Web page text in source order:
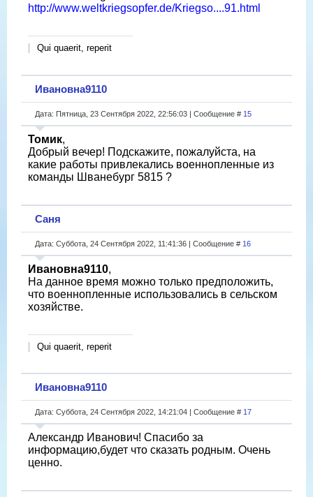
http://www.weltkriegsopfer.de/Kriegso....91.html
Qui quaerit, reperit
Ивановна9110
Дата: Пятница, 23 Сентября 2022, 22:56:03 | Сообщение # 15
Томик,
Добрый вечер! Подскажите, пожалуйста, на
какие работы привлекались военнопленные из
команды Шванебург 5815 ?
Саня
Дата: Суббота, 24 Сентября 2022, 11:41:36 | Сообщение # 16
Ивановна9110,
На данное время можно только предположить,
что военнопленные использовались в сельском
хозяйстве.
Qui quaerit, reperit
Ивановна9110
Дата: Суббота, 24 Сентября 2022, 14:21:04 | Сообщение # 17
Александр Иванович! Спасибо за
информацию,будет что сказать родным. Очень
ценно.